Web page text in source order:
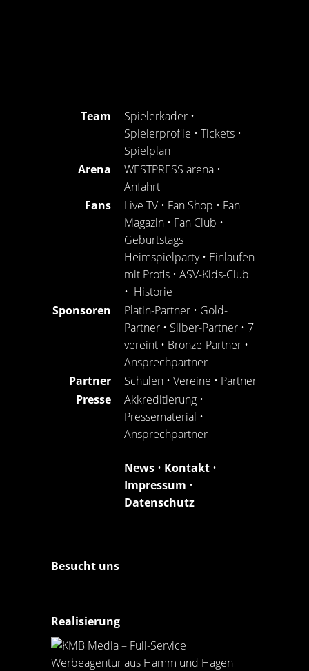
Team Spielerkader •
Spielerprofile • Tickets •
Spielplan
Arena
WESTPRESS arena •
Anfahrt
Fans
Live TV • Fan Shop • Fan
Magazin • Fan Club •
Geburtstags
Heimspielparty• Einlaufen
mit Profis • ASV-Kids-Club
• Historie
Sponsoren
Platin-Partner • Gold-
Partner • Silber-Partner • 7
vereint • Bronze-Partner •
Ansprechpartner
Partner
Schulen • Vereine • Partner
Presse
Akkreditierung •
Pressematerial •
Ansprechpartner
News • Kontakt •
Impressum •
Datenschutz
Besucht uns
Realisierung